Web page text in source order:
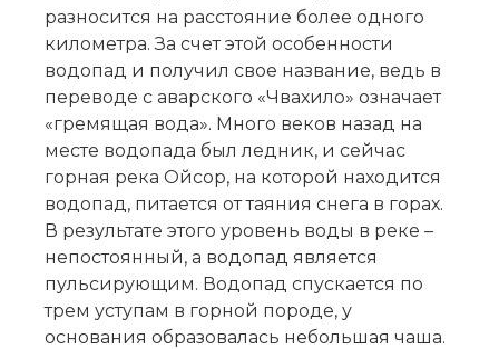
разносится на расстояние более одного
километра. За счет этой особенности
водопад и получил свое название, ведь в
переводе с аварского «Чвахило» означает
«гремящая вода». Много веков назад на
месте водопада был ледник, и сейчас
горная река Ойсор, на которой находится
водопад, питается от таяния снега в горах.
В результате этого уровень воды в реке –
непостоянный, а водопад является
пульсирующим. Водопад спускается по
трем уступам в горной породе, у
основания образовалась небольшая чаша.